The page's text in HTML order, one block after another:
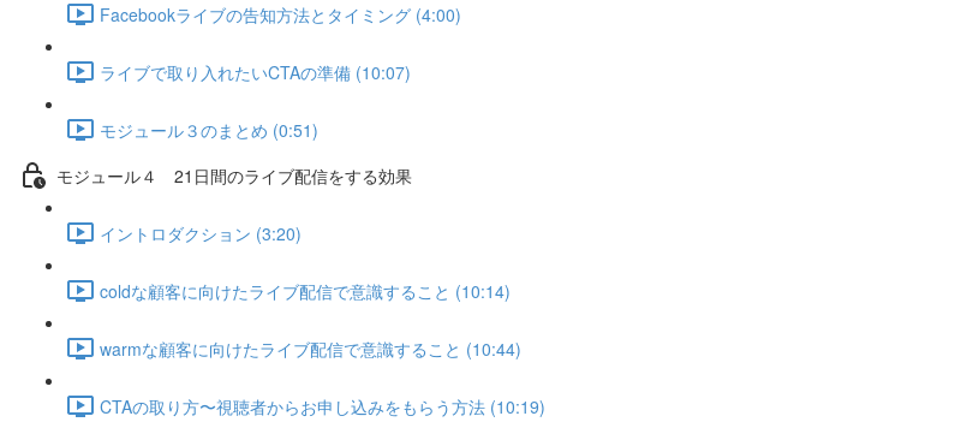
Facebookライブの告知方法とタイミング (4:00)
ライブで取り入れたいCTAの準備 (10:07)
モジュール３のまとめ (0:51)
モジュール４ 21日間のライブ配信をする効果
イントロダクション (3:20)
coldな顧客に向けたライブ配信で意識すること (10:14)
warmな顧客に向けたライブ配信で意識すること (10:44)
CTAの取り方〜視聴者からお申し込みをもらう方法 (10:19)